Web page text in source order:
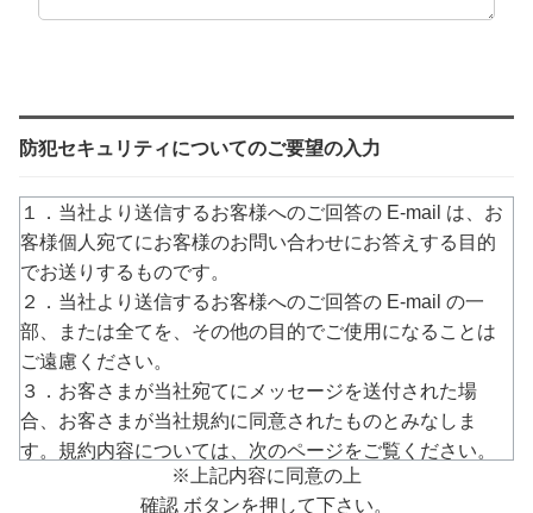
防犯セキュリティについてのご要望の入力
１．当社より送信するお客様へのご回答の E-mail は、お
客様個人宛てにお客様のお問い合わせにお答えする目的
でお送りするものです。
２．当社より送信するお客様へのご回答の E-mail の一
部、または全てを、その他の目的でご使用になることは
ご遠慮ください。
３．お客さまが当社宛てにメッセージを送付された場
合、お客さまが当社規約に同意されたものとみなしま
す。規約内容については、次のページをご覧ください。
https://www.arucom.ne.jp/rule/index.html
※上記内容に同意の上
確認 ボタンを押して下さい。